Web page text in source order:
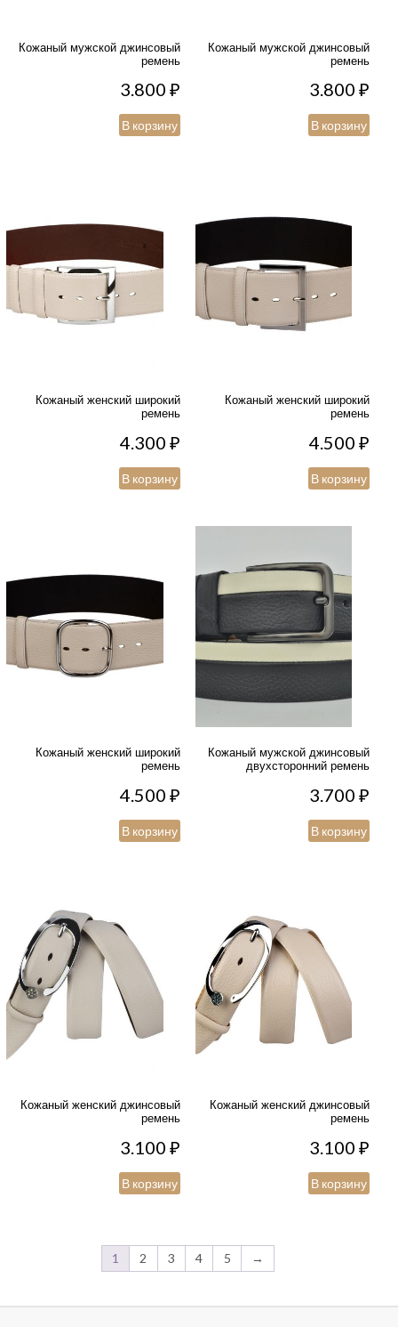
Кожаный мужской джинсовый
ремень
3.800₽
В корзину
Кожаный мужской джинсовый
ремень
3.800₽
В корзину
Кожаный женский широкий
ремень
4.300₽
В корзину
Кожаный женский широкий
ремень
4.500₽
В корзину
Кожаный женский широкий
ремень
4.500₽
В корзину
Кожаный мужской джинсовый
двухсторонний ремень
3.700₽
В корзину
Кожаный женский джинсовый
ремень
3.100₽
В корзину
Кожаный женский джинсовый
ремень
3.100₽
В корзину
1 2 3 4 5 →